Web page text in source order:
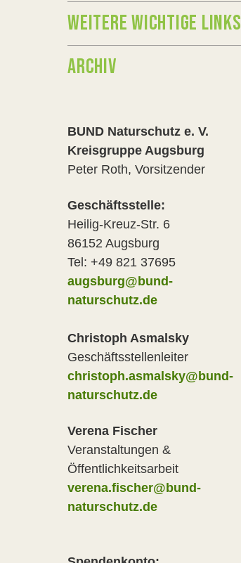
WEITERE WICHTIGE LINKS
ARCHIV
BUND Naturschutz e. V.
Kreisgruppe Augsburg
Peter Roth, Vorsitzender
Geschäftsstelle:
Heilig-Kreuz-Str. 6
86152 Augsburg
Tel: +49 821 37695
augsburg@bund-
naturschutz.de
Christoph Asmalsky
Geschäftsstellenleiter
christoph.asmalsky@bund-
naturschutz.de
Verena Fischer
Veranstaltungen &
Öffentlichkeitsarbeit
verena.fischer@bund-
naturschutz.de